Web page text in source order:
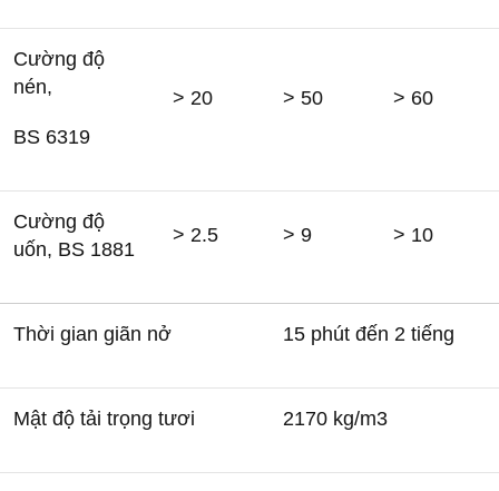
Cường độ
nén,
BS 6319
> 20 > 50 > 60
Cường độ
uốn, BS 1881
> 2.5 > 9 > 10
Thời gian giãn nở 15 phút đến 2 tiếng
Mật độ tải trọng tươi 2170 kg/m3